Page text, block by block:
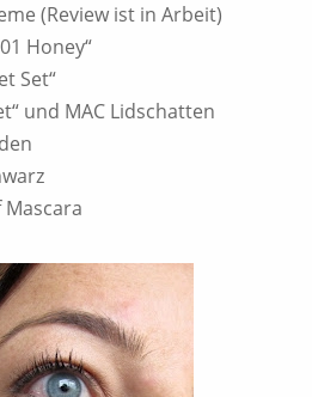
(Review ist in Arbeit)
Honey“
Set“
und MAC Lidschatten